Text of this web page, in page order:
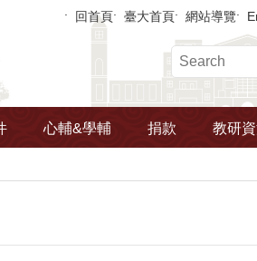
回首頁 臺大首頁 網站導覽
心輔&學輔 捐款 教研